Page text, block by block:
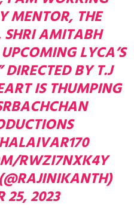
MENTOR, THE
AMITABH
LYCA’S
BY T.J
IS THUMPING
RWZI7NXK4Y
25, 2023